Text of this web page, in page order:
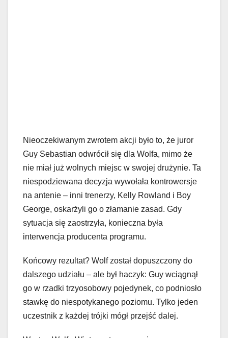
Nieoczekiwanym zwrotem akcji było to, że juror
Guy Sebastian odwrócił się dla Wolfa, mimo że
nie miał już wolnych miejsc w swojej drużynie. Ta
niespodziewana decyzja wywołała kontrowersje
na antenie – inni trenerzy, Kelly Rowland i Boy
George, oskarżyli go o złamanie zasad. Gdy
sytuacja się zaostrzyła, konieczna była
interwencja producenta programu.
Końcowy rezultat? Wolf został dopuszczony do
dalszego udziału – ale był haczyk: Guy wciągnął
go w rzadki trzyosobowy pojedynek, co podniosło
stawkę do niespotykanego poziomu. Tylko jeden
uczestnik z każdej trójki mógł przejść dalej.